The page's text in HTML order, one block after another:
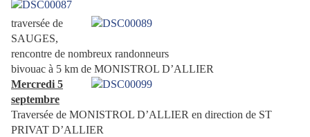
traversée de
SAUGES,
rencontre de nombreux randonneurs
bivouac à 5 km de MONISTROL D’ALLIER
Mercredi 5
septembre
Traversée de MONISTROL D’ALLIER en direction de ST
PRIVAT D’ALLIER